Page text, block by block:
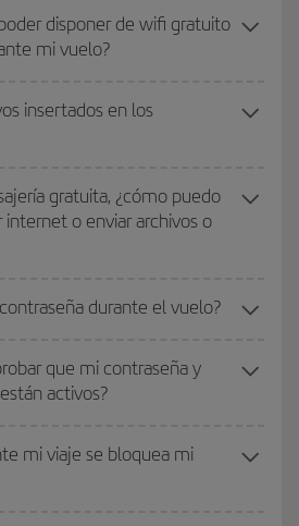
disponer de wifi gratuito
mi vuelo?
insertados en los
gratuita, ¿cómo puedo
internet o enviar archivos o
durante el vuelo?
que mi contraseña y
activos?
mi viaje se bloquea mi